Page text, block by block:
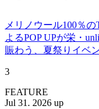
メリノウール100％
よるPOP UPが栄・
賑わう、夏祭りイベ
3
FEATURE
Jul 31. 2026 up